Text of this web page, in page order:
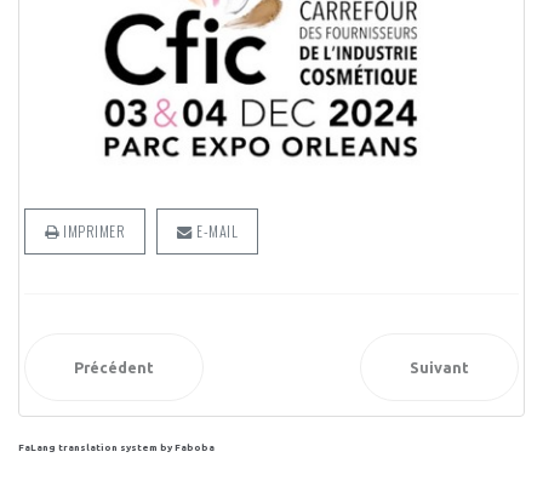
IMPRIMER E-MAIL
Précédent Suivant
FaLang translation system by Faboba